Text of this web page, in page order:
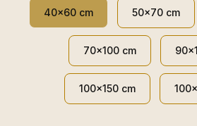
40x60 cm 50x70 cm
70x100 cm
100x150 cm